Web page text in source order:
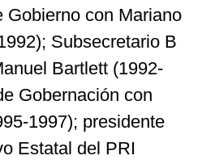
Gobierno con Mariano
Subsecretario B
Bartlett (1992-
Gobernación con
1997); presidente
Estatal del PRI